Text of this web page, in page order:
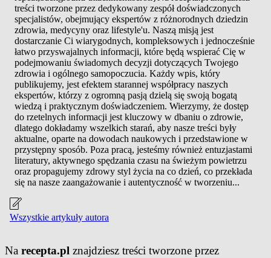
treści tworzone przez dedykowany zespół doświadczonych
specjalistów, obejmujący ekspertów z różnorodnych dziedzin
zdrowia, medycyny oraz lifestyle'u. Naszą misją jest
dostarczanie Ci wiarygodnych, kompleksowych i jednocześnie
łatwo przyswajalnych informacji, które będą wspierać Cię w
podejmowaniu świadomych decyzji dotyczących Twojego
zdrowia i ogólnego samopoczucia. Każdy wpis, który
publikujemy, jest efektem starannej współpracy naszych
ekspertów, którzy z ogromną pasją dzielą się swoją bogatą
wiedzą i praktycznym doświadczeniem. Wierzymy, że dostęp
do rzetelnych informacji jest kluczowy w dbaniu o zdrowie,
dlatego dokładamy wszelkich starań, aby nasze treści były
aktualne, oparte na dowodach naukowych i przedstawione w
przystępny sposób. Poza pracą, jesteśmy również entuzjastami
literatury, aktywnego spędzania czasu na świeżym powietrzu
oraz propagujemy zdrowy styl życia na co dzień, co przekłada
się na nasze zaangażowanie i autentyczność w tworzeniu...
Wszystkie artykuły autora
Na recepta.pl znajdziesz treści tworzone przez